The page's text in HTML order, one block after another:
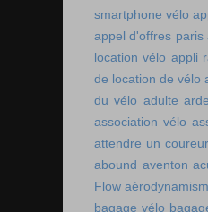
smartphone vélo
appel d'offres paris
location vélo appli
de location de vélo
du vélo adulte
association vélo
attendre un coureur
abound aventon
Flow
bagage vélo